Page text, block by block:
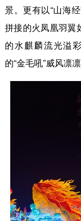
景。更有以“山海
拼接的火凤凰羽翼
的水麒麟流光溢
的“金毛吼”威风凛凛